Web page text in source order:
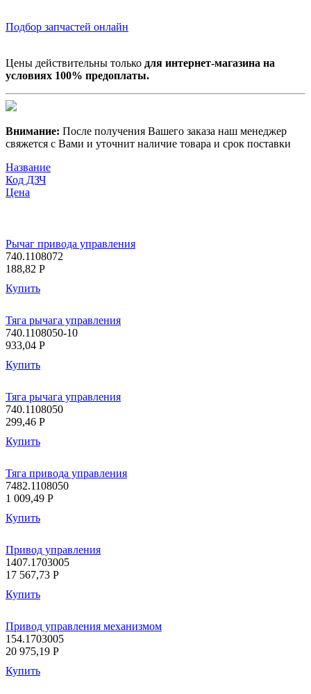
Подбор запчастей онлайн
Цены действительны только для интернет-магазина на
условиях 100% предоплаты.
Внимание: После получения Вашего заказа наш менеджер
свяжется с Вами и уточнит наличие товара и срок поставки
Название
Код ДЗЧ
Цена
Рычаг привода управления
740.1108072
188,82 P
Купить
Тяга рычага управления
740.1108050-10
933,04 P
Купить
Тяга рычага управления
740.1108050
299,46 P
Купить
Тяга привода управления
7482.1108050
1 009,49 P
Купить
Привод управления
1407.1703005
17 567,73 P
Купить
Привод управления механизмом
154.1703005
20 975,19 P
Купить